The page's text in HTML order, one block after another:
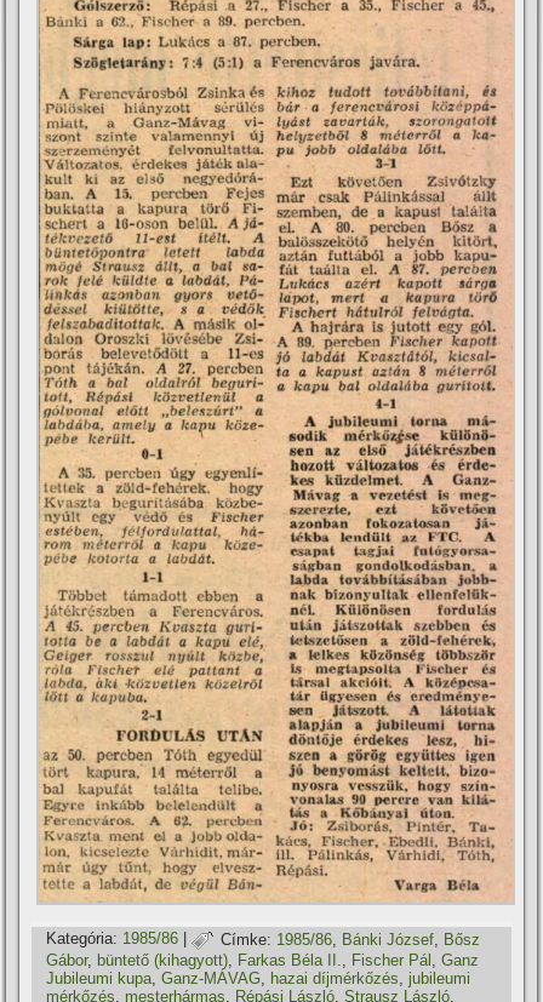
Kategória: 1985/86 | Címke: 1985/86 Bánki József
Bősz
Gábor, büntető (kihagyott), Farkas Béla II., Fischer Pál ,Ganz
Jubileumi kupa,Ganz-MÁVAG, hazai dí­jmérkőzés,jubileumi
mérkőzés, mesterhármas, Répási László,Strausz László,